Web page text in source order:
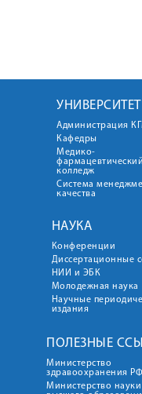
УНИВЕРСИТЕТ
Администрация
Кафедры
Медико-
фармацевтический
колледж
Система
качества
НАУКА
Конференции
Диссертационные
НИИ и ЭБК
Молодежная наука
Научные
издания
ПОЛЕЗНЫЕ
Министерство
здравоохранения РФ
Министерство